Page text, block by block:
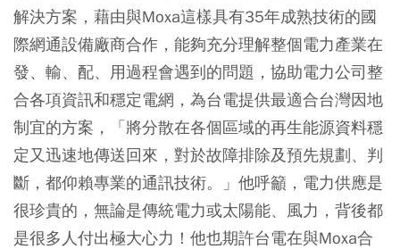
解決方案，藉由與Moxa這樣具有35年成熟技術的國
際網通設備廠商合作，能夠充分理解整個電力產業在
發、輸、配、用過程會遇到的問題，協助電力公司整
合各項資訊和穩定電網，為台電提供最適合台灣因地
制宜的方案，「將分散在各個區域的再生能源資料穩
定又迅速地傳送回來，對於故障排除及預先規劃、判
斷，都仰賴專業的通訊技術。」他呼籲，電力供應是
很珍貴的，無論是傳統電力或太陽能、風力，背後都
是很多人付出極大心力！他也期許台電在與Moxa合